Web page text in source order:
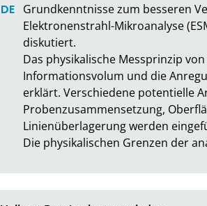
Grundkenntnisse zum besseren
Elektronenstrahl-Mikroanalyse
diskutiert.
Das physikalische Messprinzip
Informationsvolum und die
erklärt. Verschiedene potentielle
Probenzusammensetzung,
Linienüberlagerung werden
Die physikalischen Grenzen der